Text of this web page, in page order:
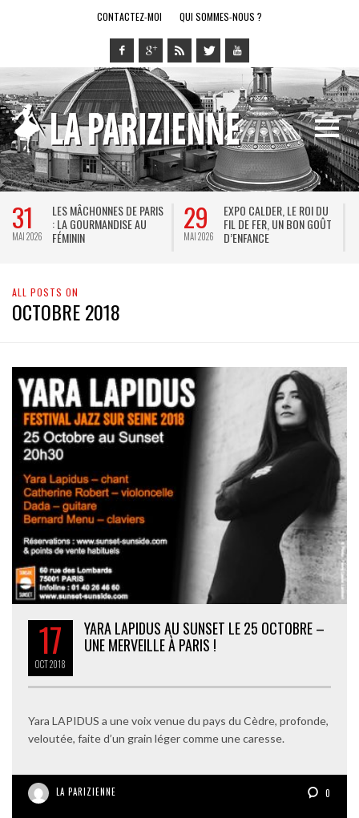
CONTACTEZ-MOI QUI SOMMES-NOUS ?
31
MAI 2026
LES MÂCHONNES DE PARIS
: LA GOURMANDISE AU
FÉMININ
29
MAI 2026
EXPO CALDER, LE ROI DU
FIL DE FER, UN BON GOÛT
D’ENFANCE
ALL POSTS ON
OCTOBRE 2018
17
OCT2018
YARA LAPIDUS AU SUNSET LE 25 OCTOBRE –
UNE MERVEILLE À PARIS !
Yara LAPIDUS a une voix venue du pays du Cèdre, profonde,
veloutée, faite d’un grain léger comme une caresse.
LA PARIZIENNE 0